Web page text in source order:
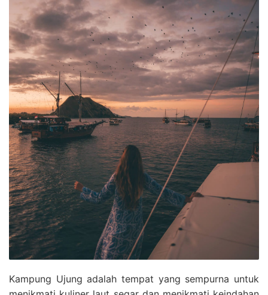
Kampung Ujung adalah tempat yang sempurna untuk